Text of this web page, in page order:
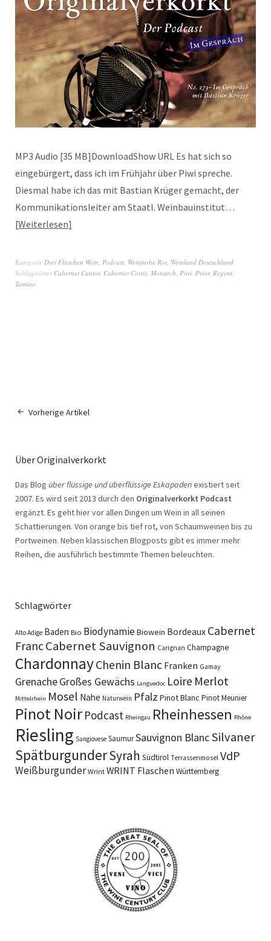
MP3 Audio [35 MB]DownloadShow URL Es hat sich so
eingebürgert, dass ich im Frühjahr über Piwi spreche.
Diesmal habe ich das mit Bastian Krüger gemacht, der
Kommunikationsleiter am Staatl. Weinbauinstitut…
Weiterlesen
Kategorie Drei Flaschen Wein, Podcast, Weinfarbe Rot, Weinland Deutschland
Schlagwörter Cabernet Cantor, Cabernet Cortis, Monarch, Piwi, Prior, Regent,
Tamino
Vorherige Artikel
Über Originalverkorkt
Das Blog über flüssige und überflüssige Eskapadenexistiert seit
2007. Es wird seit 2013 durch den Originalverkorkt Podcast
ergänzt. Es geht hier vor allen Dingen um Wein in all seinen
Schattierungen. Von orange bis tief rot, von Schaumweinen bis zu
Portweinen. Neben klassischen Blogposts gibt es immer mehr
Reihen, die ausführlich bestimmte Themen beleuchten.
Schlagwörter
Alto Adige Baden Bio BiodynamieBiowein Bordeaux Cabernet
FrancCabernet Sauvignon Carignan Champagne
ChardonnayChenin Blanc Franken Gamay
GrenacheGroßes Gewächs Languedoc Loire Merlot
Mittelrhein Mosel Nahe Naturwein Pfalz Pinot Blanc Pinot Meunier
Pinot Noir Podcast Rheingau Rheinhessen Rhône
Riesling Sangiovese SaumurSauvignon BlancSilvaner
SpätburgunderSyrah Südtirol Terrassenmosel VdP
Weißburgunder Wrint WRINT Flaschen Württemberg